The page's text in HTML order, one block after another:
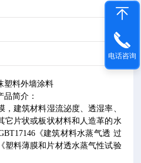
塑料外墙涂料
品简介：
建筑材料湿流泌度、透湿率、
它片状或板状材料和人造革的水
《建筑材料水蒸气透 过
塑料薄膜和片材透水蒸气性试验
电话咨询